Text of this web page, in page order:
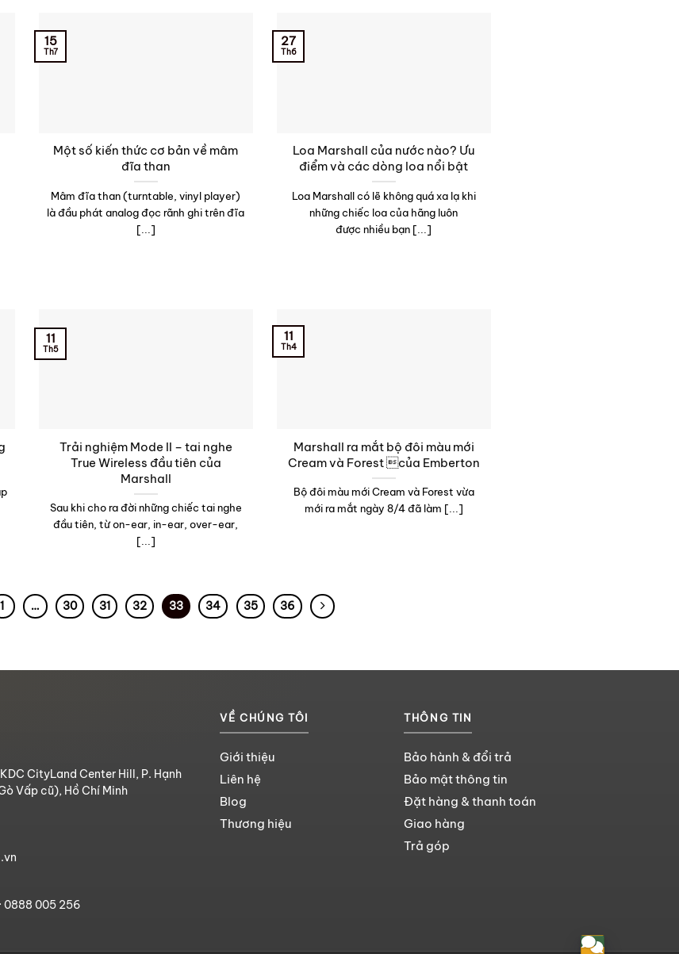
Một số kiến thức cơ bản về mâm
đĩa than
Mâm đĩa than (turntable, vinyl player)
là đầu phát analog đọc rãnh ghi trên đĩa
[...]
15
Th7
Loa Marshall của nước nào? Ưu
điểm và các dòng loa nổi bật
Loa Marshall có lẽ không quá xa lạ khi
những chiếc loa của hãng luôn
được nhiều bạn [...]
27
Th6
Trải nghiệm Mode II – tai nghe
True Wireless đầu tiên của
Marshall
Sau khi cho ra đời những chiếc tai nghe
đầu tiên, từ on-ear, in-ear, over-ear,
[...]
11
Th5
Marshall ra mắt bộ đôi màu mới
Cream và Forest của Emberton
Bộ đôi màu mới Cream và Forest vừa
mới ra mắt ngày 8/4 đã làm [...]
11
Th4
1 … 30 31 32 33 34 35 36
CityLand Center Hill, P. Hạnh
Vấp cũ), Hồ Chí Minh
· 0888 005 256
VỀ CHÚNG TÔI
Giới thiệu
Liên hệ
Blog
Thương hiệu
THÔNG TIN
Bảo hành & đổi trả
Bảo mật thông tin
Đặt hàng & thanh toán
Giao hàng
Trả góp